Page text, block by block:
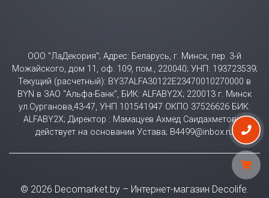
ООО "ЛаДекория"; Адрес: Беларусь, г. Минск, пер. 3-й
Можайского, дом 11, оф. 109, пом., 220040; УНП: 193723539;
Текущий (расчетный): BY37ALFA30122E23470010270000 в
BYN в ЗАО “Альфа-Банк”, БИК: ALFABY2X; 220013 г. Минск
ул.Сурганова,43-47, УНП 101541947 ОКПО 37526626 БИК:
ALFABY2X; Директор : Мамацуев Ахмед Саидахметович
действует на основании Устава; B4499@inbox.ru
© 2026 Decomarket.by – Интернет-магазин Decolife.